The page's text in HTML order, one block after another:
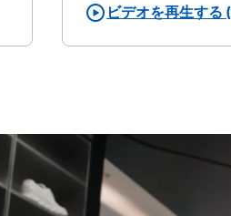
ビデオを再生する